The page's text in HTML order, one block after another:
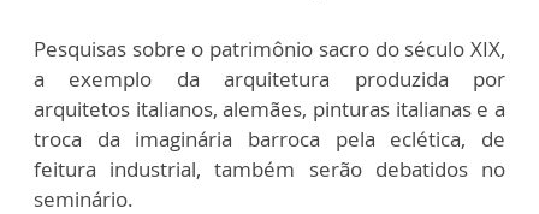
Pesquisas sobre o patrimônio sacro do século XIX,
a exemplo da arquitetura produzida por
arquitetos italianos, alemães, pinturas italianas e a
troca da imaginária barroca pela eclética, de
feitura industrial, também serão debatidos no
seminário.